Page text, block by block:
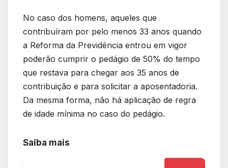
No caso dos homens, aqueles que
contribuíram por pelo menos 33 anos quando
a Reforma da Previdência entrou em vigor
poderão cumprir o pedágio de 50% do tempo
que restava para chegar aos 35 anos de
contribuição e para solicitar a aposentadoria.
Da mesma forma, não há aplicação de regra
de idade mínima no caso do pedágio.
Saiba mais